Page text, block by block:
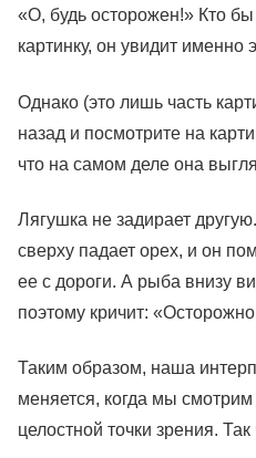
«О, будь осторожен!» Кто
картинку, он увидит именно
Однако (это лишь часть
назад и посмотрите на
что на самом деле она
Лягушка не задирает
сверху падает орех, и он
ее с дороги. А рыба внизу
поэтому кричит:
Таким образом, наша
меняется, когда мы
целостной точки зрения. Так